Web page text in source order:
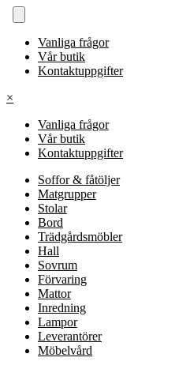
Vanliga frågor
Vår butik
Kontaktuppgifter
×
Vanliga frågor
Vår butik
Kontaktuppgifter
Soffor & fåtöljer
Matgrupper
Stolar
Bord
Trädgårdsmöbler
Hall
Sovrum
Förvaring
Mattor
Inredning
Lampor
Leverantörer
Möbelvård